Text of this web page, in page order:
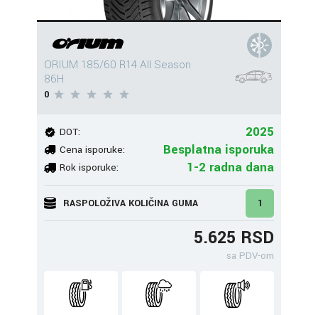
ORIUM 185/60 R14 All Season
86H
0
DOT: 2025
Cena isporuke: Besplatna isporuka
Rok isporuke: 1-2 radna dana
RASPOLOŽIVA KOLIČINA GUMA 1
5.625 RSD
sa PDV-om